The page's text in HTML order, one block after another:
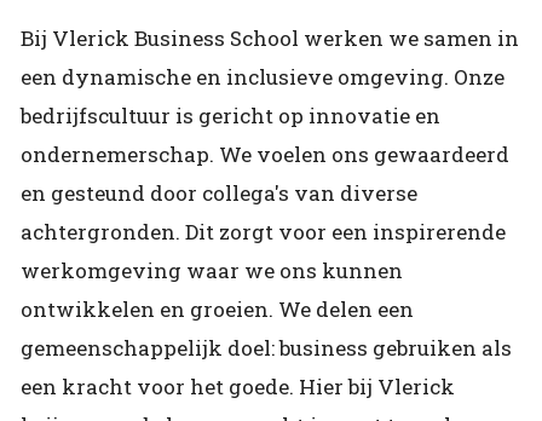
Bij Vlerick Business School werken we samen in
een dynamische en inclusieve omgeving. Onze
bedrijfscultuur is gericht op innovatie en
ondernemerschap. We voelen ons gewaardeerd
en gesteund door collega's van diverse
achtergronden. Dit zorgt voor een inspirerende
werkomgeving waar we ons kunnen
ontwikkelen en groeien. We delen een
gemeenschappelijk doel: business gebruiken als
een kracht voor het goede. Hier bij Vlerick